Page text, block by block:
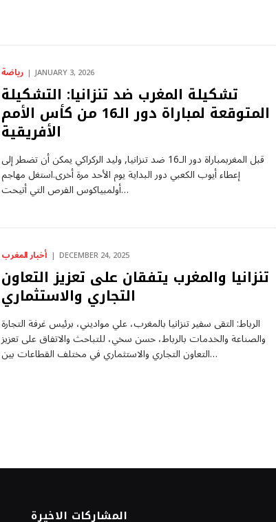
رياضة JANUARY 3, 2026
تشكيلة المغرب ضد تنزانيا: التشكيلة
المتوقعة لمباراة دور الـ16 من كأس الأمم
الأفريقية
قبل المغربمباراة دور الـ16 ضد تنزانيا, وليد الركراكي يمكن أن تضطر إلى
إعطاء أيوب الكعبي دور البداية يوم الأحد مرة أخرى.استغل مهاجم
أولمبياكوس الفرص التي أتيحت…
أخبار المغرب DECEMBER 24, 2025
تنزانيا والمغرب يتفقان على تعزيز التعاون
التجاري والاستثماري
الرباط: التقى سفير تنزانيا بالمغرب، علي مواديني، برئيس غرفة التجارة
والصناعة والخدمات بالرباط، حسن سخي، للتباحث والاتفاق على تعزيز
التعاون التجاري والاستثماري في مختلف القطاعات بين…
المشاركات الاخيرة